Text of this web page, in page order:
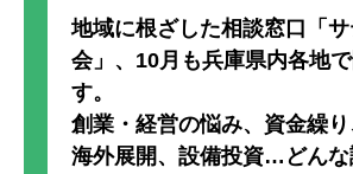
地域に根ざした相談窓口「
会」、10月も兵庫県内各地
す。
創業・経営の悩み、資金繰り
海外展開、設備投資…どん